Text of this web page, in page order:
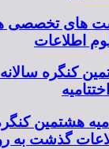
های تخصصی
اطلاعات
کنگره
هشتمین
گذشت به